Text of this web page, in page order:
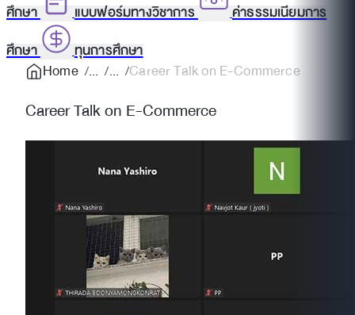
ศึกษา
แบบฟอร์มทางวิชาการ
ค่าธรรมเนียมการ
ศึกษา
ทุนการศึกษา
Home
Career Talk on E-Commerce
Career Talk on E-Commerce